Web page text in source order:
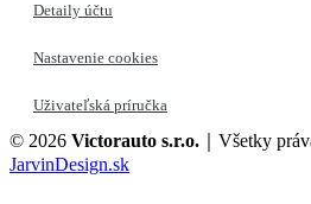
Detaily účtu
Nastavenie cookies
Uživateľská príručka
© 2026 Victorauto s.r.o. ｜Všetky
JarvinDesign.sk